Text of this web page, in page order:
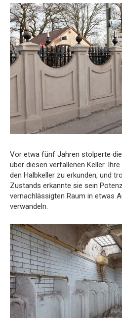
Vor etwa fünf Jahren stolperte
über diesen verfallenen Keller.
den Halbkeller zu erkunden, und
Zustands erkannte sie sein
vernachlässigten Raum in etwas
verwandeln.